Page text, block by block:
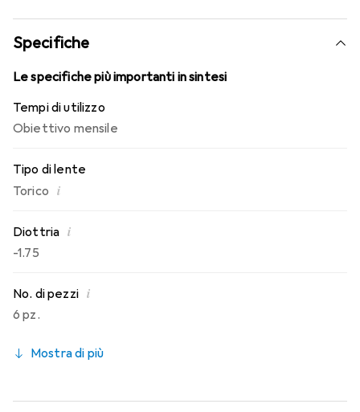
conosci. Comfort e assenza di disturbi per tutto il giorno
con le lenti mensili.
Specifiche
Le specifiche più importanti in sintesi
Tempi di utilizzo
Obiettivo mensile
Tipo di lente
Torico i
Diottria i
-1.75
No. di pezzi i
6 pz.
Mostra di più